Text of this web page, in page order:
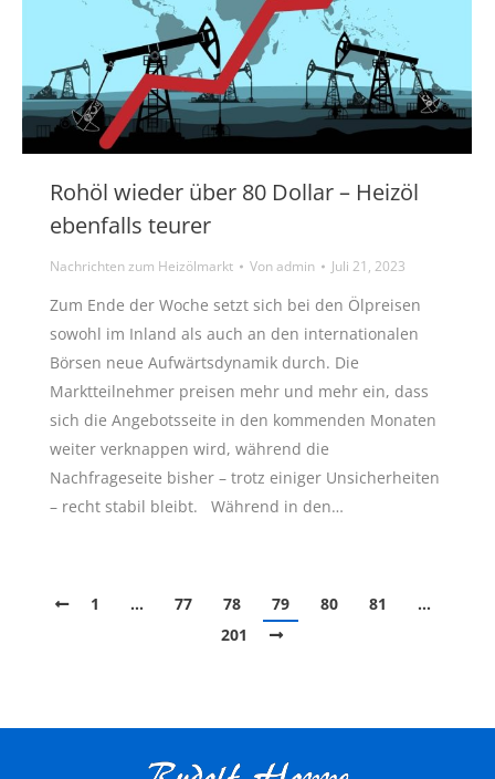
Rohöl wieder über 80 Dollar – Heizöl
ebenfalls teurer
Nachrichten zum Heizölmarkt Vonadmin Juli 21, 2023
Zum Ende der Woche setzt sich bei den Ölpreisen
sowohl im Inland als auch an den internationalen
Börsen neue Aufwärtsdynamik durch. Die
Marktteilnehmer preisen mehr und mehr ein, dass
sich die Angebotsseite in den kommenden Monaten
weiter verknappen wird, während die
Nachfrageseite bisher – trotz einiger Unsicherheiten
– recht stabil bleibt. Während in den…
1 … 77 78 79 80 81
…
201